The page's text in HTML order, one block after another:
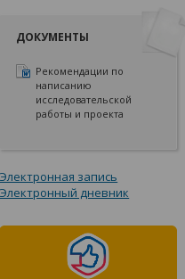
ДОКУМЕНТЫ
Рекомендации по
написанию
исследовательской
работы и проекта
Электронная запись
Электронный дневник